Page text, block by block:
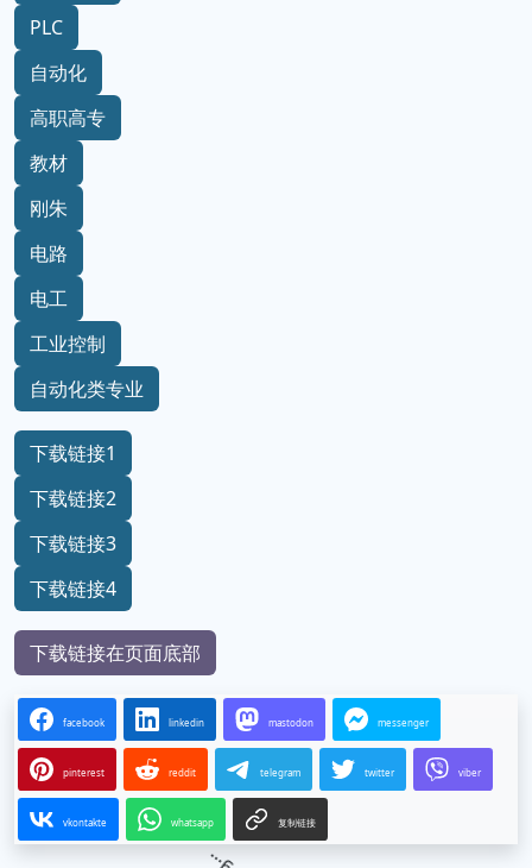
PLC
自动化
高职高专
教材
刚朱
电路
电工
工业控制
自动化类专业
下载链接1
下载链接2
下载链接3
下载链接4
下载链接在页面底部
facebook linkedin mastodon messenger
pinterest reddit telegram twitter viber
vkontakte whatsapp 复制链接